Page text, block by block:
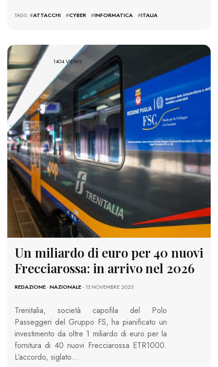
TAGS: #ATTACCHI #CYBER #INFORMATICA #ITALIA
1404 VIEWS
Un miliardo di euro per 40 nuovi
Frecciarossa: in arrivo nel 2026
REDAZIONE-NAZIONALE- 13 NOVEMBRE 2023
Trenitalia, società capofila del Polo
Passeggeri del Gruppo FS, ha pianificato un
investimento da oltre 1 miliardo di euro per la
fornitura di 40 nuovi Frecciarossa ETR1000.
L’accordo, siglato…